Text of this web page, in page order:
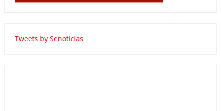
Tweets by Senoticias